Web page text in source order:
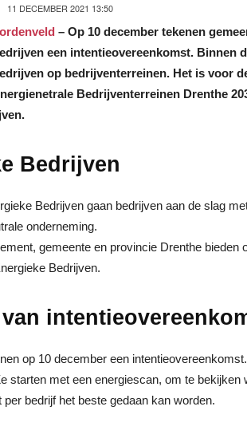
11 DECEMBER 2021 13:50
– Op 10 december tekenen
een intentieovereenkomst. Binnen
op bedrijventerreinen. Het is voor
Bedrijventerreinen Drenthe
Bedrijven
Bedrijven gaan bedrijven aan de slag
onderneming.
gemeente en provincie Drenthe
Bedrijven.
op 10 december een
starten met een energiescan, om te
bedrijf het beste gedaan kan worden.